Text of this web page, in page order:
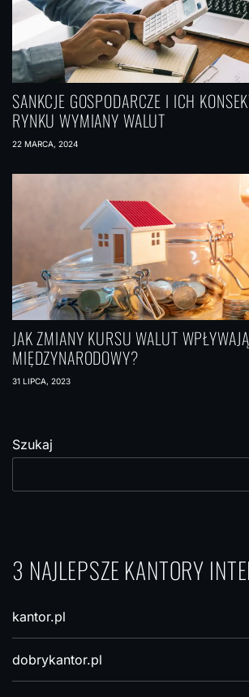
SANKCJE GOSPODARCZE I ICH
RYNKU WYMIANY WALUT
22 MARCA, 2024
JAK ZMIANY KURSU WALUT
MIĘDZYNARODOWY?
31 LIPCA, 2023
Szukaj
3 NAJLEPSZE KANTORY
kantor.pl
dobrykantor.pl